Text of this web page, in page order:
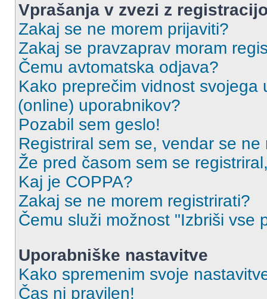
Vprašanja v zvezi z
Zakaj se ne morem prijaviti?
Zakaj se pravzaprav moram
Čemu avtomatska odjava?
Kako preprečim vidnost
(online) uporabnikov?
Pozabil sem geslo!
Registriral sem se, vendar se ne
Že pred časom sem se
Kaj je COPPA?
Zakaj se ne morem registrirati?
Čemu služi možnost "Izbriši vse
Uporabniške nastavitve
Kako spremenim svoje
Čas ni pravilen!